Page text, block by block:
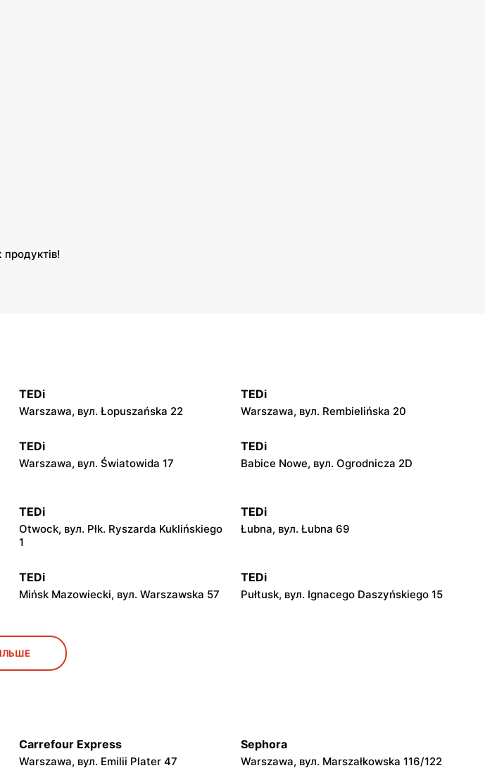
TEDi
Warszawa, вул. Łopuszańska 22
TEDi
Warszawa, вул. Rembielińska 20
TEDi
Warszawa, вул. Światowida 17
TEDi
Babice Nowe, вул. Ogrodnicza 2D
TEDi
Otwock, вул. Płk. Ryszarda Kuklińskiego
1
TEDi
Łubna, вул. Łubna 69
TEDi
Mińsk Mazowiecki, вул. Warszawska 57
TEDi
Pułtusk, вул. Ignacego Daszyńskiego 15
Łowicz, вул. Władysława Broniewskiego
11
TEDi TEDi
Carrefour Express
Warszawa, вул. Emilii Plater 47
Sephora
Warszawa, вул. Marszałkowska 116/122